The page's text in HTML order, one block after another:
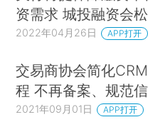
资需求 城投融资会
2022年04月26日 APP打开
交易商协会简化
程 不再备案、规范
2021年09月01日 APP打开